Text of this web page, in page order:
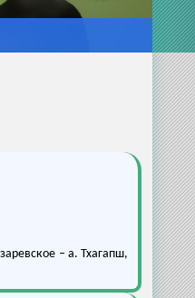
– а. Тхагапш,